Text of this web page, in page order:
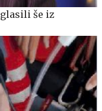
še iz